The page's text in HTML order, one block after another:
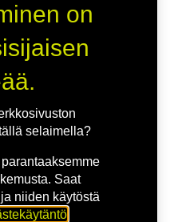
on
selaimella?
Saat
niiden käytöstä